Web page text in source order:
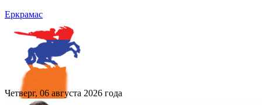
Еркрамас
Четверг, 06 августа 2026 года